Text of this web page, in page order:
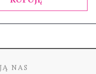
NAS